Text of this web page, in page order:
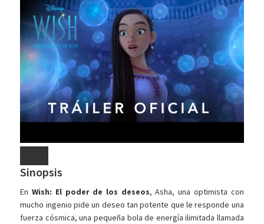
Sinopsis
EnWish: El poder de los deseos, Asha, una optimista con
mucho ingenio pide un deseo tan potente que le responde una
fuerza cósmica, una pequeña bola de energía ilimitada llamada